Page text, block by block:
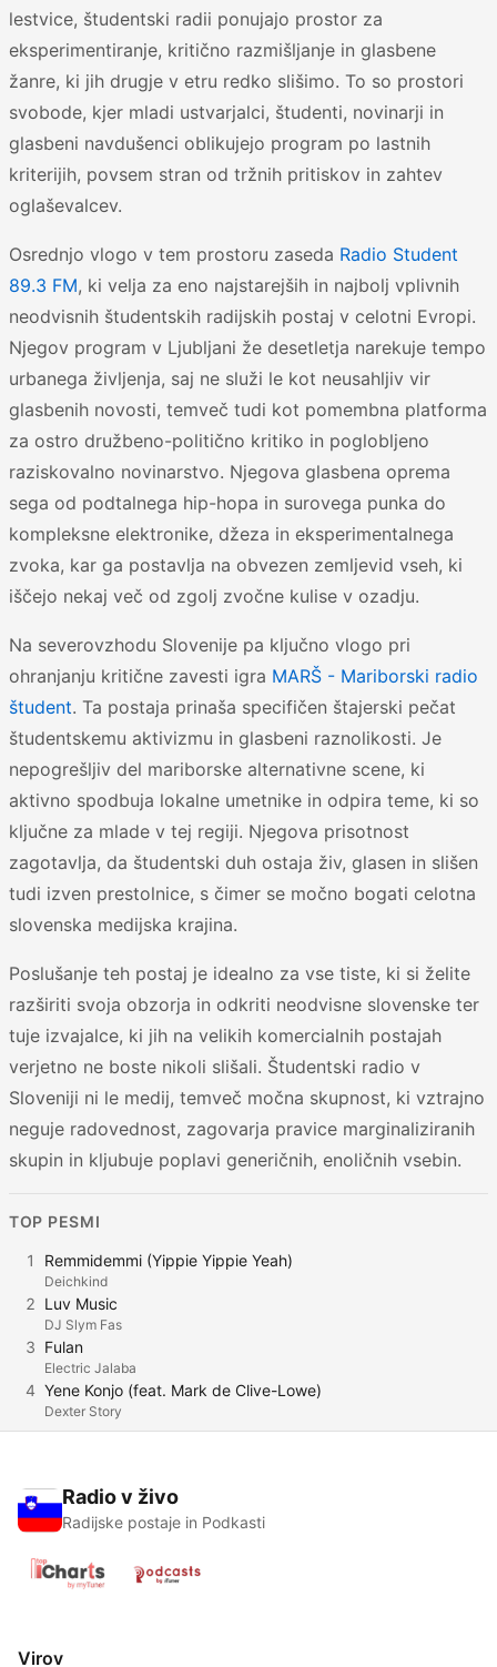
lestvice, študentski radii ponujajo prostor za
eksperimentiranje, kritično razmišljanje in glasbene
žanre, ki jih drugje v etru redko slišimo. To so prostori
svobode, kjer mladi ustvarjalci, študenti, novinarji in
glasbeni navdušenci oblikujejo program po lastnih
kriterijih, povsem stran od tržnih pritiskov in zahtev
oglaševalcev.
Osrednjo vlogo v tem prostoru zaseda Radio Student
89.3 FM, ki velja za eno najstarejših in najbolj vplivnih
neodvisnih študentskih radijskih postaj v celotni Evropi.
Njegov program v Ljubljani že desetletja narekuje tempo
urbanega življenja, saj ne služi le kot neusahljiv vir
glasbenih novosti, temveč tudi kot pomembna platforma
za ostro družbeno-politično kritiko in poglobljeno
raziskovalno novinarstvo. Njegova glasbena oprema
sega od podtalnega hip-hopa in surovega punka do
kompleksne elektronike, džeza in eksperimentalnega
zvoka, kar ga postavlja na obvezen zemljevid vseh, ki
iščejo nekaj več od zgolj zvočne kulise v ozadju.
Na severovzhodu Slovenije pa ključno vlogo pri
ohranjanju kritične zavesti igra MARŠ - Mariborski radio
študent. Ta postaja prinaša specifičen štajerski pečat
študentskemu aktivizmu in glasbeni raznolikosti. Je
nepogrešljiv del mariborske alternativne scene, ki
aktivno spodbuja lokalne umetnike in odpira teme, ki so
ključne za mlade v tej regiji. Njegova prisotnost
zagotavlja, da študentski duh ostaja živ, glasen in slišen
tudi izven prestolnice, s čimer se močno bogati celotna
slovenska medijska krajina.
Poslušanje teh postaj je idealno za vse tiste, ki si želite
razširiti svoja obzorja in odkriti neodvisne slovenske ter
tuje izvajalce, ki jih na velikih komercialnih postajah
verjetno ne boste nikoli slišali. Študentski radio v
Sloveniji ni le medij, temveč močna skupnost, ki vztrajno
neguje radovednost, zagovarja pravice marginaliziranih
skupin in kljubuje poplavi generičnih, enoličnih vsebin.
TOP PESMI
1 Remmidemmi (Yippie Yippie Yeah)
Deichkind
2 Luv Music
DJ Slym Fas
3 Fulan
Electric Jalaba
4 Yene Konjo (feat. Mark de Clive-Lowe)
Dexter Story
Radio v živo
Radijske postaje in Podkasti
Virov